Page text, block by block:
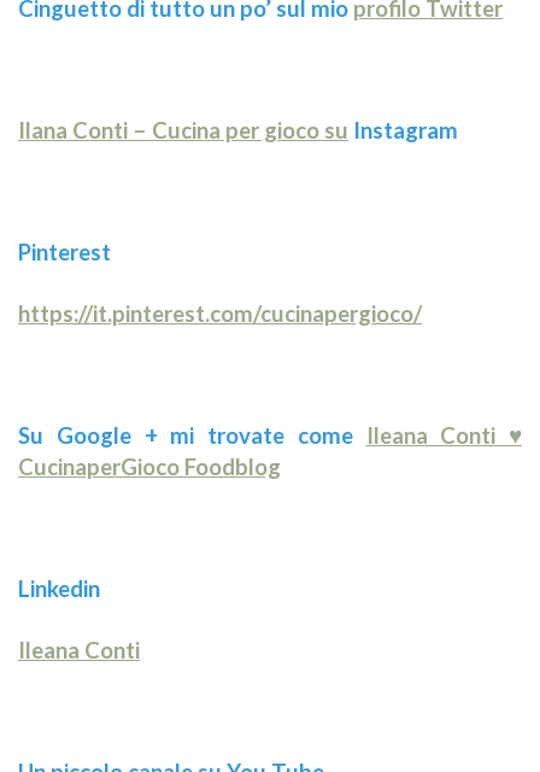
Cinguetto di tutto un po’ sul mio profilo Twitter
Ilana Conti – Cucina per gioco su Instagram
Pinterest
https://it.pinterest.com/cucinapergioco/
Su Google + mi trovate come Ileana Conti ♥
CucinaperGioco Foodblog
Linkedin
Ileana Conti